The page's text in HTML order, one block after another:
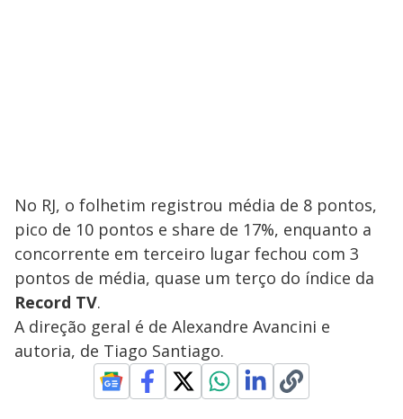
No RJ, o folhetim registrou média de 8 pontos,
pico de 10 pontos e share de 17%, enquanto a
concorrente em terceiro lugar fechou com 3
pontos de média, quase um terço do índice da
Record TV.
A direção geral é de Alexandre Avancini e
autoria, de Tiago Santiago.